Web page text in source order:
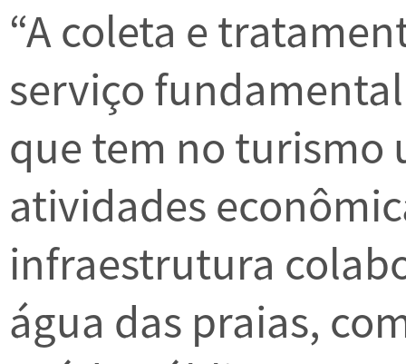
“A coleta e
serviço
que tem no turismo
atividades
infraestrutura
água das praias,